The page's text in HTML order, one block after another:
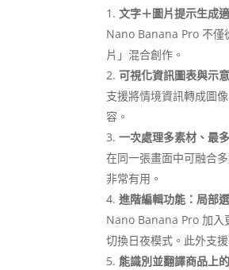
文字＋圖片提示生成
Nano Banana Pro 不僅
片」混合創作。
可視化資訊圖表與示
支援將情境資訊轉成圖
容。
一次處理多素材、最
在同一張畫面中可融合
非常有用。
進階編輯功能：局部
Nano Banana Pro 加入
切換日夜模式。此外支
能識別並翻譯商品上